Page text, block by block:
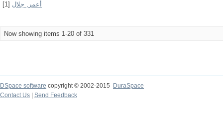
أعمر, جلال [1]
Now showing items 1-20 of 331
DSpace software copyright © 2002-2015
DuraSpace
Contact Us
Send Feedback